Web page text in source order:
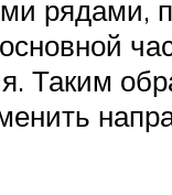
рядами,
Таким